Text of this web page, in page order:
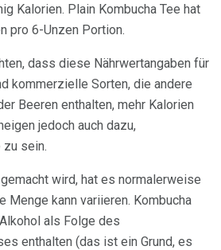
Kalorien. Plain Kombucha Tee hat
pro 6-Unzen Portion.
dass diese Nährwertangaben für
kommerzielle Sorten, die andere
Beeren enthalten, mehr Kalorien
jedoch auch dazu,
zu sein.
wird, hat es normalerweise
Menge kann variieren. Kombucha
als Folge des
enthalten (das ist ein Grund, es